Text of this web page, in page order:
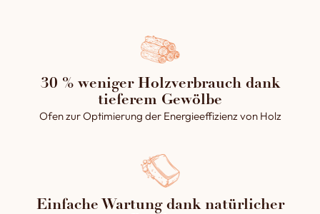
30 % weniger Holzverbrauch dank
tieferem Gewölbe
Ofen zur Optimierung der Energieeffizienz von Holz
Einfache Wartung dank natürlicher